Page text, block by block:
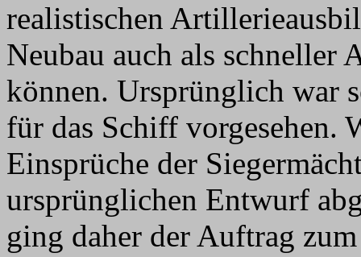
realistischen
Neubau auch als schneller
können. Ursprünglich war
für das Schiff vorgesehen.
Einsprüche der
ursprünglichen Entwurf
ging daher der Auftrag